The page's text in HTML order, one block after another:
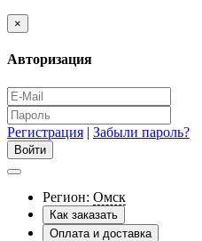
×
Авторизация
Регистрация | Забыли пароль?
Регион: Омск
Как заказать
Оплата и доставка